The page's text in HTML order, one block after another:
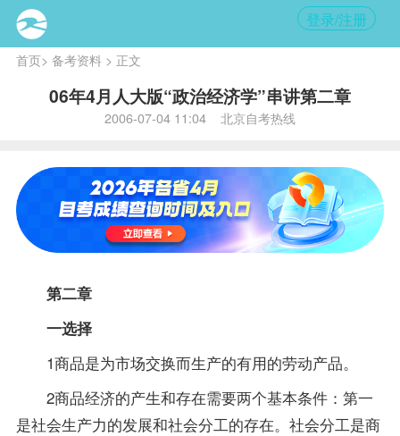
登录/注册
首页> 备考资料> 正文
06年4月人大版“政治经济学”串讲第二章
2006-07-04 11:04 北京自考热线
第二章
一选择
1商品是为市场交换而生产的有用的劳动产品。
2商品经济的产生和存在需要两个基本条件：第一
是社会生产力的发展和社会分工的存在。社会分工是商